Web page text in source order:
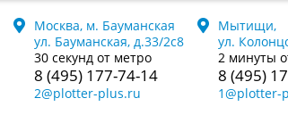
Москва, м. Бауманская
ул. Бауманская, д.33/2с8
30 секунд от метро
8 (495) 177-74-14
2@plotter-plus.ru
Мытищи,
ул.
2 минуты
8 (495)
1@plotter-